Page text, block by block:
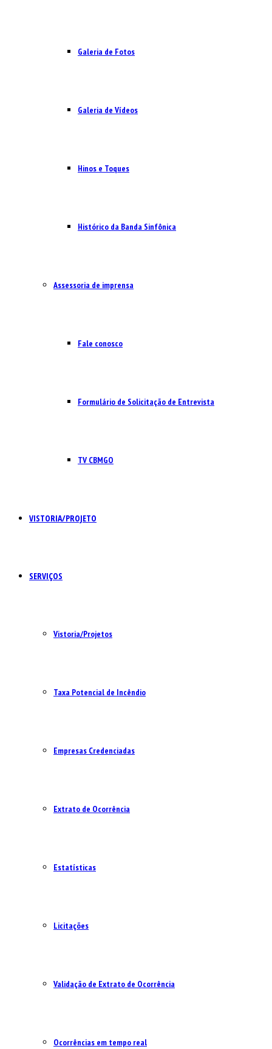
Galeria de Fotos
Galeria de Vídeos
Hinos e Toques
Histórico da Banda Sinfônica
Assessoria de imprensa
Fale conosco
Formulário de Solicitação de Entrevista
TV CBMGO
VISTORIA/PROJETO
SERVIÇOS
Vistoria/Projetos
Taxa Potencial de Incêndio
Empresas Credenciadas
Extrato de Ocorrência
Estatísticas
Licitações
Validação de Extrato de Ocorrência
Ocorrências em tempo real